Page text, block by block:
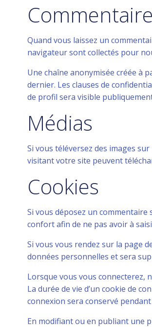
Quand vous laissez un
navigateur sont collectés pour
Une chaîne anonymisée créée à
dernier. Les clauses de
de profil sera visible
Médias
Si vous téléversez des images
visitant votre site peuvent
Cookies
Si vous déposez un
confort afin de ne pas avoir à
Si vous vous rendez sur la page
données personnelles et sera
Lorsque vous vous connecterez,
La durée de vie d’un cookie de
connexion sera conservé
En modifiant ou en publiant une